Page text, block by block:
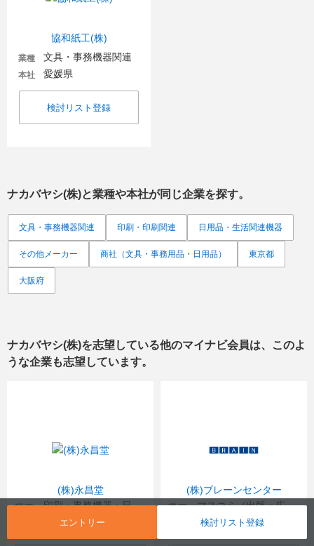
エントリー 検討リスト登録
協和紙工(株)
業種 文具・事務機器関連
本社 愛媛県
検討リスト登録
ナカバヤシ(株)と業種や本社が同じ企業を探す。
文具・事務機器関連 印刷・印刷関連 日用品・生活関連機器
その他メーカー 商社（文具・事務用品・日用品） 東京都
大阪府
ナカバヤシ(株)を志望している他のマイナビ会員は、このよ
うな企業も志望しています。
(株)永昌堂
業種
印刷・事務機器・日用品
滋賀県
(株)ブレーンセンター
業種
マスコミ（出版・広告）
東京都 、大阪府